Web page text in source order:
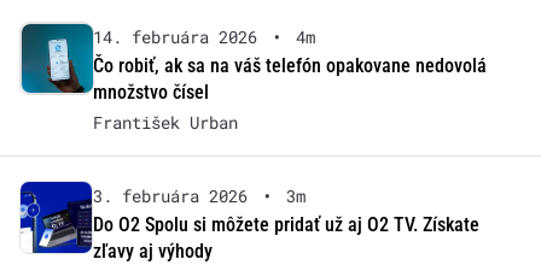
14. februára 2026 •
4m
Čo robiť, ak sa na váš telefón opakovane nedovolá
množstvo čísel
František Urban
3. februára 2026 •
3m
Do O2 Spolu si môžete pridať už aj O2 TV. Získate
zľavy aj výhody